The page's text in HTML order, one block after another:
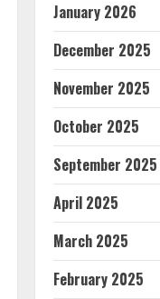
January 2026
December 2025
November 2025
October 2025
September 2025
April 2025
March 2025
February 2025